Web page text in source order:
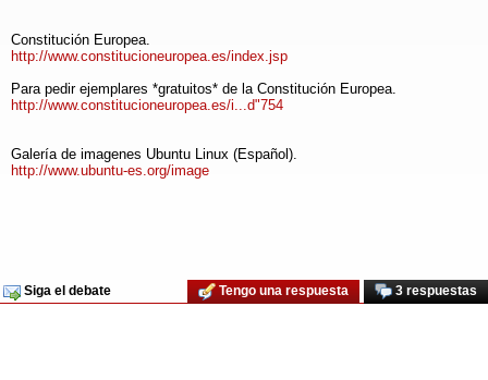
Constitución Europea.
http://www.constitucioneuropea.es/index.jsp
Para pedir ejemplares *gratuitos* de la Constitución Europea.
http://www.constitucioneuropea.es/i...d"754
Galería de imagenes Ubuntu Linux (Español).
http://www.ubuntu-es.org/image
Siga el debate 3 respuestas
Tengo una respuesta